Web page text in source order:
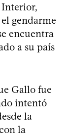
Interior,
gendarme
encuentra
a su país
Gallo fue
intentó
la
la